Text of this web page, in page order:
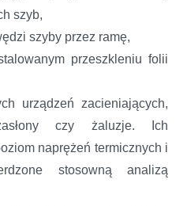
szyb,
szyby przez ramę,
przeszkleniu folii
urządzeń zacieniających,
czy żaluzje. Ich
naprężeń termicznych i
stosowną analizą